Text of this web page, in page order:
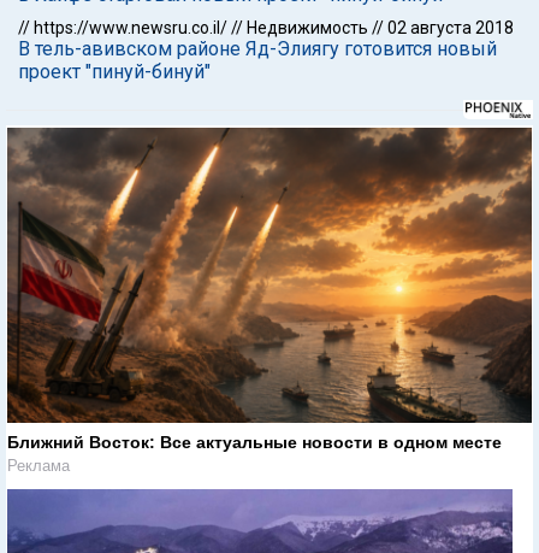
// https://www.newsru.co.il/// Недвижимость //02 августа 2018
В тель-авивском районе Яд-Элиягу готовится новый
проект "пинуй-бинуй"
Ближний Восток: Все актуальные новости в одном месте
Реклама